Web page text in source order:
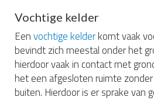
Vochtige kelder
Eenvochtige kelderkomt vaak
bevindt zich meestal onder het
hierdoor vaak in contact met
het een afgesloten ruimte
buiten. Hierdoor is er sprake van